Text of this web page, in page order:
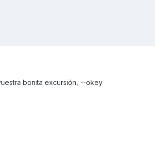
bonita excursión, --okey